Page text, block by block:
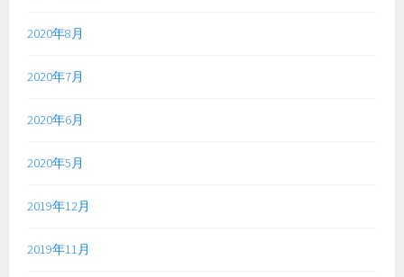
2020年8月
2020年7月
2020年6月
2020年5月
2019年12月
2019年11月